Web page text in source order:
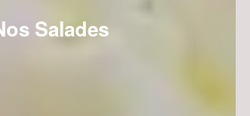
Salades